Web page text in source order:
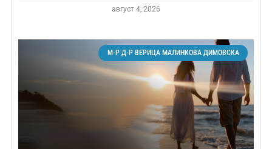
август 4, 2026
М-Р Д-Р ВЕРИЦА МАЛИНКОВА ДИМОВСКА